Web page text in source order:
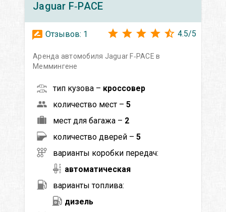
Jaguar F‑PACE
Отзывов: 1 4.5/5
Аренда автомобиля Jaguar F‑PACE в
Меммингене
тип кузова – кроссовер
количество мест – 5
мест для багажа – 2
количество дверей – 5
варианты коробки передач:
автоматическая
варианты топлива:
дизель